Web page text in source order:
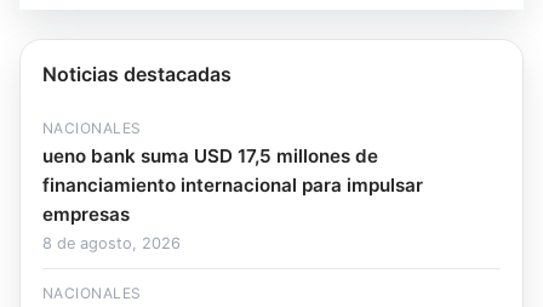
Noticias destacadas
NACIONALES
ueno bank suma USD 17,5 millones de
financiamiento internacional para impulsar
empresas
8 de agosto, 2026
NACIONALES